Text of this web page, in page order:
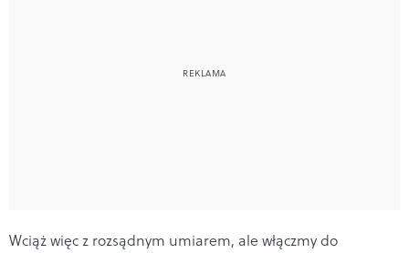
Wciąż więc z rozsądnym umiarem, ale włączmy do